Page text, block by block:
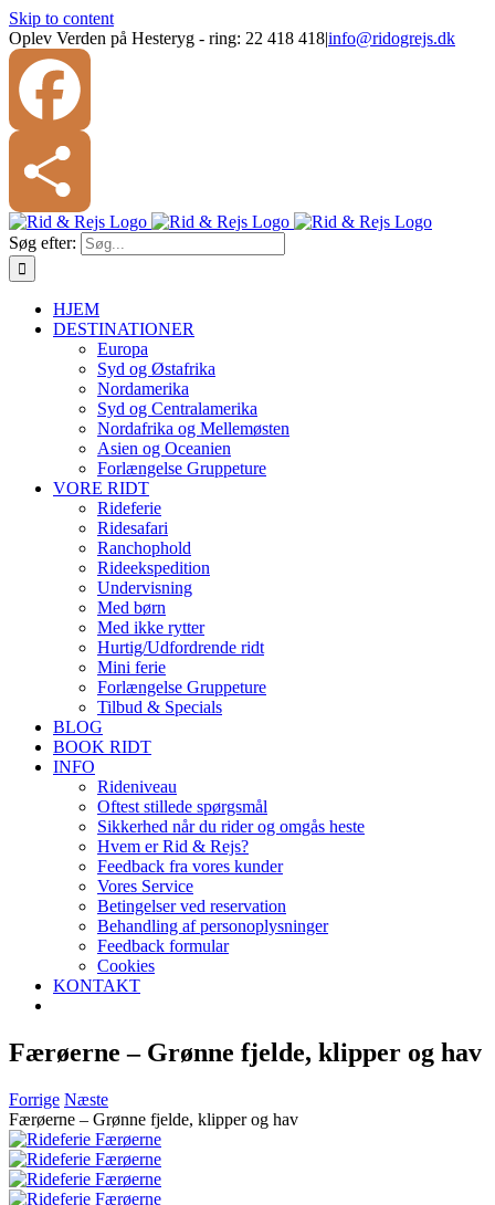
Skip to content
Oplev Verden på Hesteryg - ring: 22 418 418|info@ridogrejs.dk
Facebook
Share
Søg efter:
HJEM
DESTINATIONER
Europa
Syd og Østafrika
Nordamerika
Syd og Centralamerika
Nordafrika og Mellemøsten
Asien og Oceanien
Forlængelse Gruppeture
VORE RIDT
Rideferie
Ridesafari
Ranchophold
Rideekspedition
Undervisning
Med børn
Med ikke rytter
Hurtig/Udfordrende ridt
Mini ferie
Forlængelse Gruppeture
Tilbud & Specials
BLOG
BOOK RIDT
INFO
Rideniveau
Oftest stillede spørgsmål
Sikkerhed når du rider og omgås heste
Hvem er Rid & Rejs?
Feedback fra vores kunder
Vores Service
Betingelser ved reservation
Behandling af personoplysninger
Feedback formular
Cookies
KONTAKT
Færøerne – Grønne fjelde, klipper og hav
Forrige Næste
Færøerne – Grønne fjelde, klipper og hav